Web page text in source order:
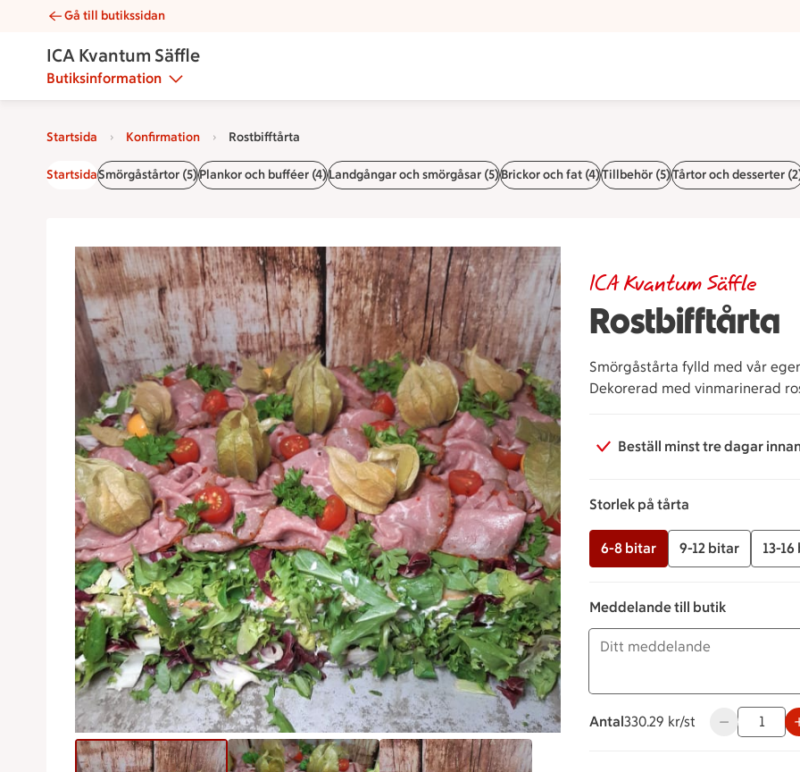
Rostbifftårta | Catering ICA Kvantum Säffle
Gå till butikssidan
ICA Kvantum Säffle
Butiksinformation
Startsida Konfirmation Rostbifftårta
StartsidaSmörgåstårtor (5)Plankor och bufféer (4)Landgångar och smörgåsar (5)Brickor och fat (4)Tillbehör (5)Tårtor och desserter
Rostbifftårta
ICA Kvantum Säffle
Smörgåstårta fylld med vår
Dekorerad med vinmarinerad
Beställ minst tre dagar
Storlek på tårta
6-8 bitar 9-12 bitar 13-
Meddelande till butik
Antal
330.29 kronor styck
330.29 kr/st Använd